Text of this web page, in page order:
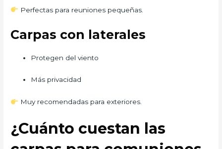
Perfectas para reuniones pequeñas.
Carpas con laterales
Protegen del viento
Más privacidad
Muy recomendadas para exteriores.
¿Cuánto cuestan las